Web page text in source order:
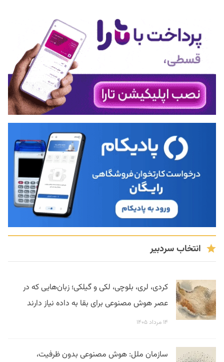
انتخاب سردبیر
کردی، لری، بلوچی، لکی و گیلکی؛ زبان‌هایی که در
عصر هوش مصنوعی برای بقا به داده نیاز دارند
۱۴ مرداد ۱۴۰۵
سازمان ملل: هوش مصنوعی بدون ظرفیت،